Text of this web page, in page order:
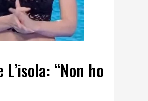
“Non ho